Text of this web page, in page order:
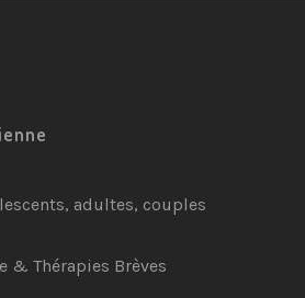
adultes, couples
& Thérapies Brèves